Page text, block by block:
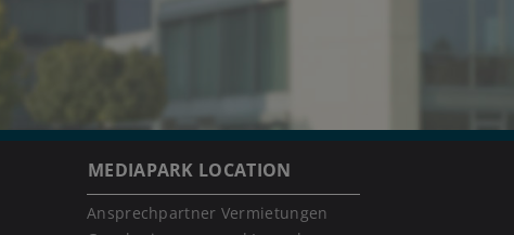
MEDIAPARK LOCATION
Ansprechpartner Vermietungen